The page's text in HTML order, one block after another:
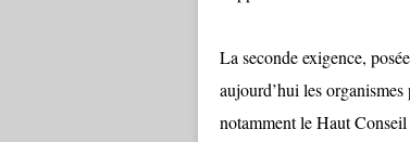
La seconde exigence,
aujourd’hui les
notamment le Haut